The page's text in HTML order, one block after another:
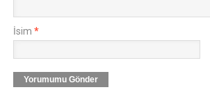
İsim *
Yorumumu Gönder